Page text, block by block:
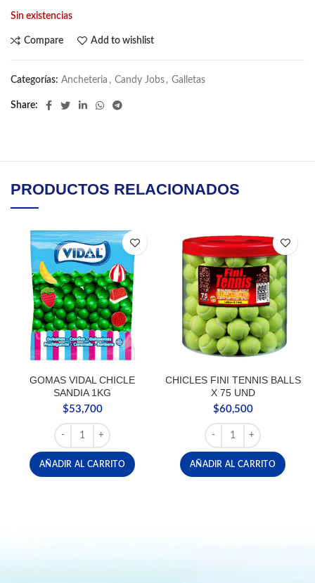
Sin existencias
Compare Add to wishlist
Categorías: Ancheteria , Candy Jobs , Galletas
Share
PRODUCTOS RELACIONADOS
GOMAS VIDAL CHICLE
SANDIA 1KG
$53,700
GOMAS VIDAL CHICLE SANDIA 1KG cantidad
AÑADIR AL CARRITO
CHICLES FINI TENNIS BALLS
X 75 UND
$60,500
CHICLES FINI TENNIS
AÑADIR AL CARRITO